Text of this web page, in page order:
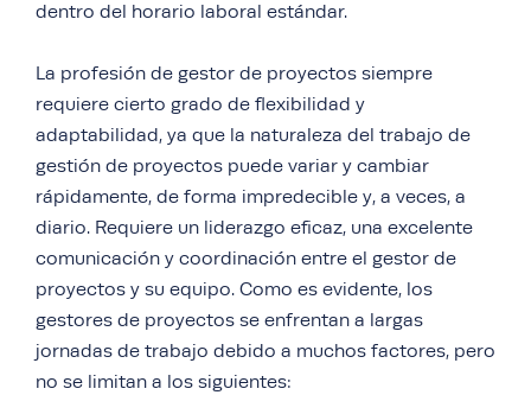
dentro del horario laboral estándar.
La profesión de gestor de proyectos siempre
requiere cierto grado de flexibilidad y
adaptabilidad, ya que la naturaleza del trabajo de
gestión de proyectos puede variar y cambiar
rápidamente, de forma impredecible y, a veces, a
diario. Requiere un liderazgo eficaz, una excelente
comunicación y coordinación entre el gestor de
proyectos y su equipo. Como es evidente, los
gestores de proyectos se enfrentan a largas
jornadas de trabajo debido a muchos factores, pero
no se limitan a los siguientes: